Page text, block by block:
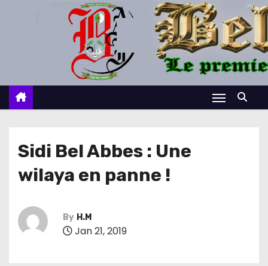
c
Sidi Bel Abbes : Une
wilaya en panne !
By H.M
Jan 21, 2019